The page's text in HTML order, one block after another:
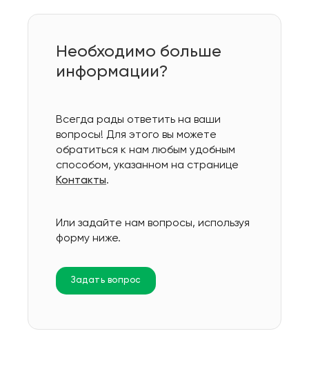
Необходимо больше
информации?
Всегда рады ответить на ваши
вопросы! Для этого вы можете
обратиться к нам любым удобным
способом, указанном на странице
Контакты.
Или задайте нам вопросы, используя
форму ниже.
Задать вопрос